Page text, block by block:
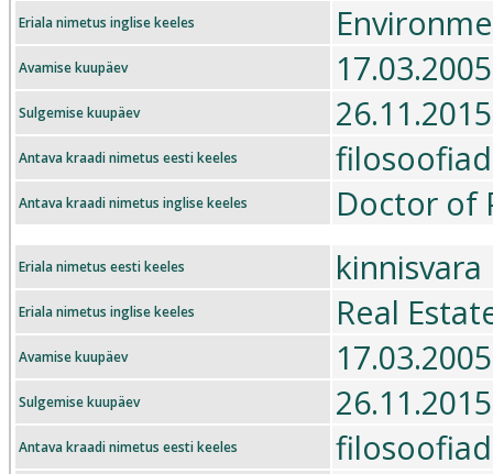
Eriala nimetus inglise keeles
Avamise kuupäev 17.03.2005
Sulgemise kuupäev 26.11.2015
Antava kraadi nimetus eesti keeles
Antava kraadi nimetus inglise keeles Doctor of
Eriala nimetus eesti keeles kinnisvara
Eriala nimetus inglise keeles Real
Avamise kuupäev 17.03.2005
Sulgemise kuupäev 26.11.2015
Antava kraadi nimetus eesti keeles